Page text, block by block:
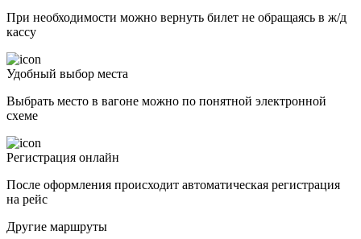
При необходимости можно вернуть билет не обращаясь в ж/д
кассу
Удобный выбор места
Выбрать место в вагоне можно по понятной электронной
схеме
Регистрация онлайн
После оформления происходит автоматическая регистрация
на рейс
Другие маршруты